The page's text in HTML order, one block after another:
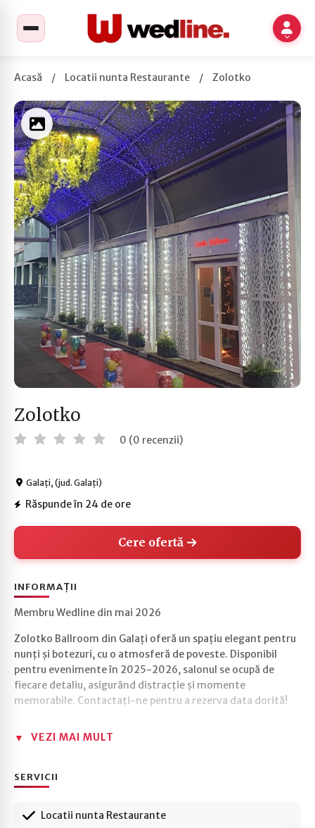
Acasă / Locatii nunta Restaurante / Zolotko
Zolotko
0 (0 recenzii)
Galați, (jud. Galați)
Răspunde în 24 de ore
Cere ofertă
INFORMAȚII
Membru Wedline din mai 2026
Zolotko Ballroom din Galați oferă un spațiu elegant pentru
nunți și botezuri, cu o atmosferă de poveste. Disponibil
pentru evenimente în 2025-2026, salonul se ocupă de
fiecare detaliu, asigurând distracție și momente
memorabile. Contactați-ne pentru a rezerva data dorită!
VEZI MAI MULT
SERVICII
Locatii nunta Restaurante